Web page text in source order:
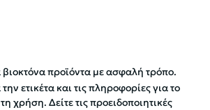
βιοκτόνα προϊόντα με ασφαλή τρόπο.
ετικέτα και τις πληροφορίες για το
χρήση. Δείτε τις προειδοποιητικές